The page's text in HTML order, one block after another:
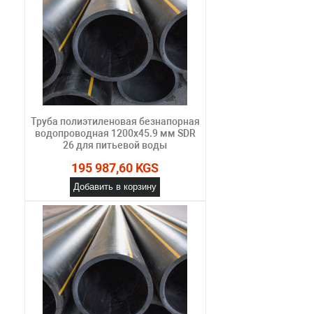
Труба полиэтиленовая безнапорная
водопроводная 1200х45.9 мм SDR
26 для питьевой воды
195 987,60 KGS
Добавить в корзину